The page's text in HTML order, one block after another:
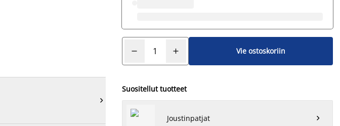

Vie ostoskoriin
Suositellut tuotteet
Joustinpatjat 